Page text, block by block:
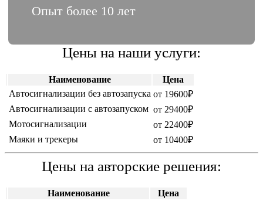
Опыт более 10 лет
Цены на наши услуги:
Наименование
Цена
Автосигнализации без автозапуска от 19600₽
Автосигнализации c автозапуском от 29400₽
Мотосигнализации
от 22400₽
Маяки и трекеры
от 10400₽
Цены на авторские решения:
Наименование
Цена